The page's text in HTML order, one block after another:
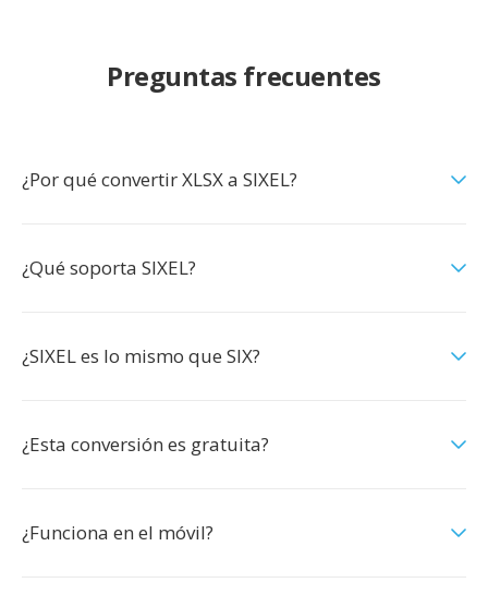
Preguntas frecuentes
¿Por qué convertir XLSX a SIXEL?
¿Qué soporta SIXEL?
¿SIXEL es lo mismo que SIX?
¿Esta conversión es gratuita?
¿Funciona en el móvil?